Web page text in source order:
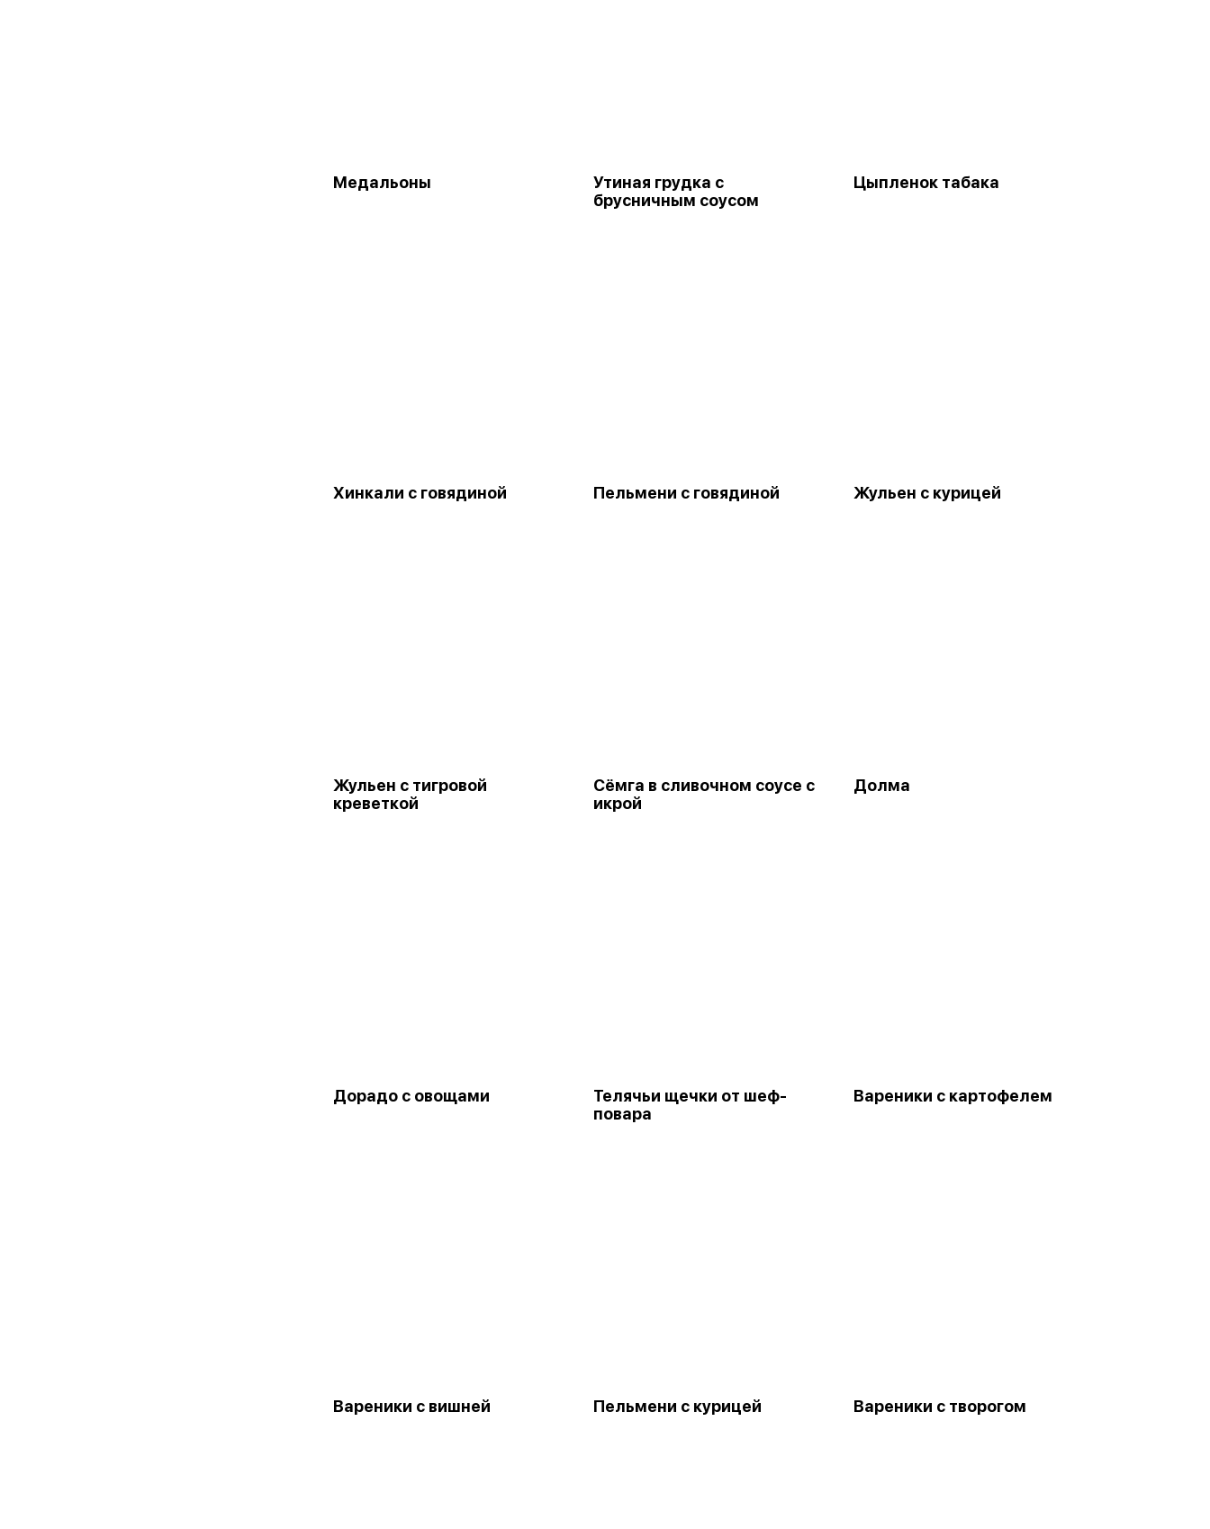
Медальоны
Утиная грудка с
брусничным соусом
Цыпленок табака
Хинкали с говядиной Пельмени с говядиной Жульен с курицей
Жульен с тигровой
креветкой
Сёмга в сливочном соусе с
икрой
Долма
Дорадо с овощами
Телячьи щечки от шеф-
повара
Вареники с картофелем
Вареники с вишней Пельмени с курицей Вареники с творогом